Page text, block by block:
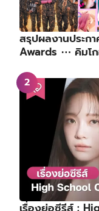
สรุปผลงานประก
Awards ⋯ คิมโ